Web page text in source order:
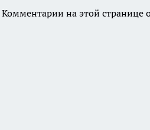
Комментарии на этой странице